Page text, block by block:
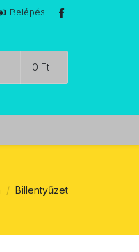
Belépés
0 Ft
Billentyűzet